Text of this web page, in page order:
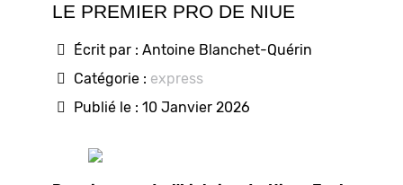
LE PREMIER PRO DE NIUE
Écrit par : Antoine Blanchet-Quérin
Catégorie : express
Publié le : 10 Janvier 2026